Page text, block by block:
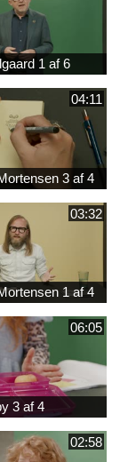
1 af 6
04:11
3 af 4
03:32
1 af 4
06:05
3 af 4
02:58